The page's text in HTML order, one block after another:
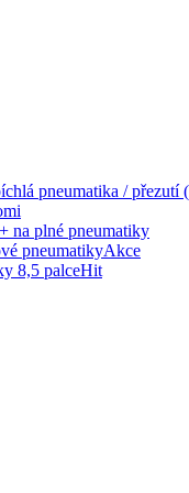
pneumatika / přezutí
na plné pneumatiky
pneumatiky
8,5 palce